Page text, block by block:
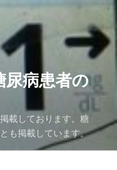
尿病患者の
載しております。糖
も掲載しています。